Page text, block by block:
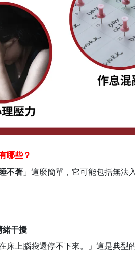
哪些？
睡不著 」這麼簡單，它可能包括無法
緒干擾
床上腦袋還停不下來。」這是典型